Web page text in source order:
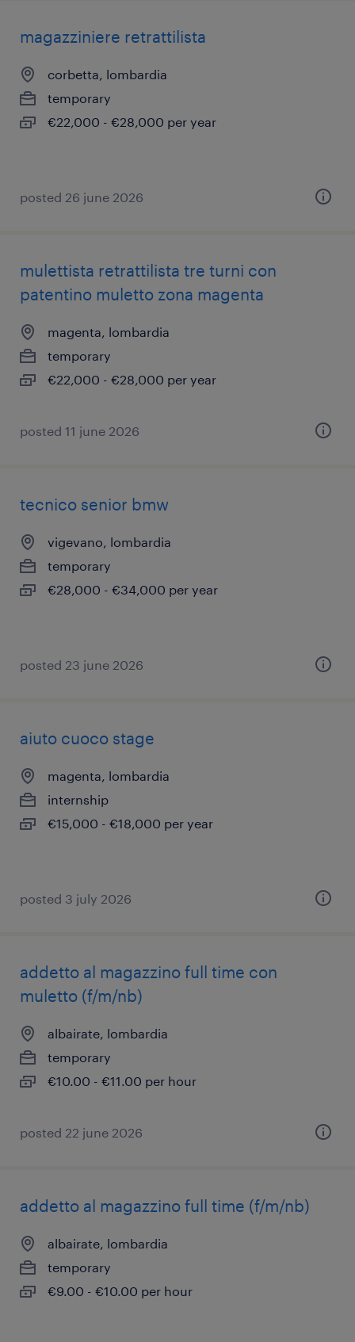
magazziniere retrattilista
corbetta, lombardia
temporary
€22,000 - €28,000 per year
posted 26 june 2026
mulettista retrattilista tre turni con
patentino muletto zona magenta
magenta, lombardia
temporary
€22,000 - €28,000 per year
posted 11 june 2026
tecnico senior bmw
vigevano, lombardia
temporary
€28,000 - €34,000 per year
posted 23 june 2026
aiuto cuoco stage
magenta, lombardia
internship
€15,000 - €18,000 per year
posted 3 july 2026
addetto al magazzino full time con
muletto (f/m/nb)
albairate, lombardia
temporary
€10.00 - €11.00 per hour
posted 22 june 2026
addetto al magazzino full time (f/m/nb)
albairate, lombardia
temporary
€9.00 - €10.00 per hour